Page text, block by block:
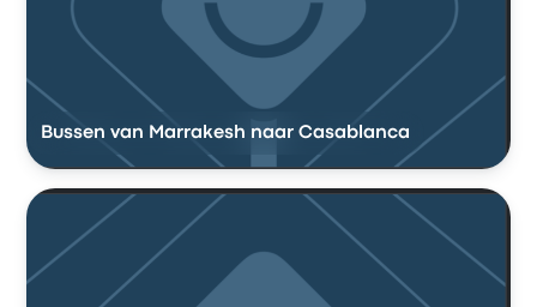
Bussen van Marrakesh naar Casablanca